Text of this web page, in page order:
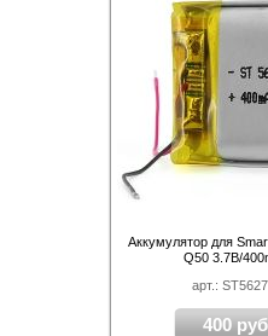
арт.:
Аккумулятор для
Q50 3.7В/
400